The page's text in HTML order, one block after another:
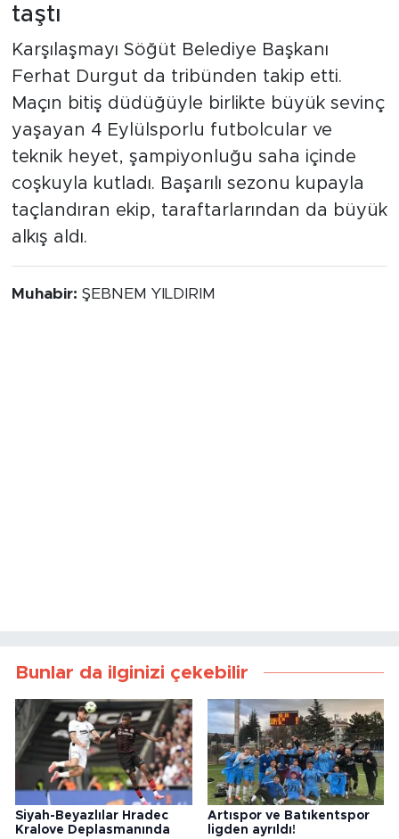
taştı
Karşılaşmayı Söğüt Belediye Başkanı
Ferhat Durgut da tribünden takip etti.
Maçın bitiş düdüğüyle birlikte büyük sevinç
yaşayan 4 Eylülsporlu futbolcular ve
teknik heyet, şampiyonluğu saha içinde
coşkuyla kutladı. Başarılı sezonu kupayla
taçlandıran ekip, taraftarlarından da büyük
alkış aldı.
Muhabir: ŞEBNEM YILDIRIM
Bunlar da ilginizi çekebilir
Siyah-Beyazlılar Hradec
Kralove Deplasmanında
Artıspor ve Batıkentspor
ligden ayrıldı!